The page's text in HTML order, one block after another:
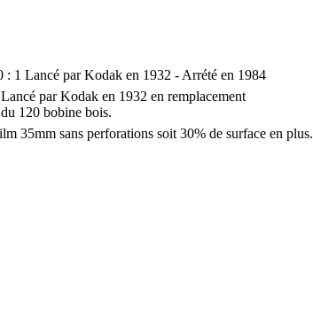
: 1 Lancé par Kodak en 1932 - Arrété en 1984
Lancé par Kodak en 1932 en remplacement
du 120 bobine bois.
35mm sans perforations soit 30% de surface en plus.